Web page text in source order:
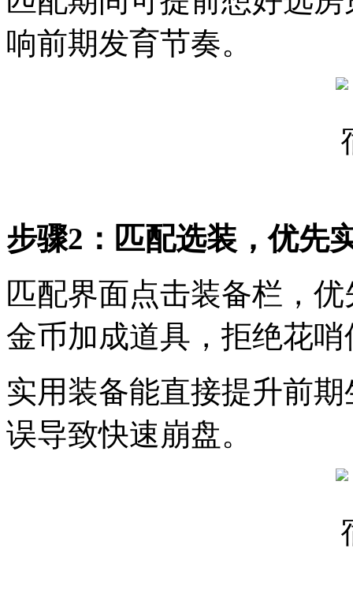
响前期发育节奏。
步骤2：匹配选装，优先
匹配界面点击装备栏，
金币加成道具，拒绝花
实用装备能直接提升前
误导致快速崩盘。